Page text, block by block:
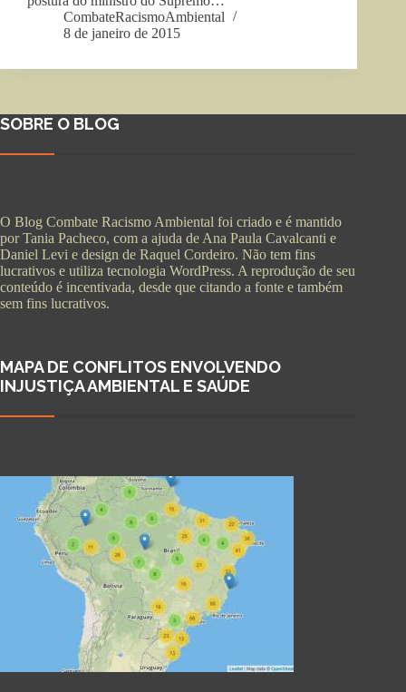
CombateRacismoAmbiental
8 de janeiro de 2015
SOBRE O BLOG
O Blog Combate Racismo Ambiental foi criado e é mantido
por Tania Pacheco, com a ajuda de Ana Paula Cavalcanti e
Daniel Levi e design de Raquel Cordeiro. Não tem fins
lucrativos e utiliza tecnologia WordPress. A reprodução de seu
conteúdo é incentivada, desde que citando a fonte e também
sem fins lucrativos.
MAPA DE CONFLITOS ENVOLVENDO
INJUSTIÇA AMBIENTAL E SAÚDE